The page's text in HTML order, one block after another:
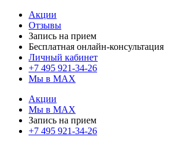
Акции
Отзывы
Запись на прием
Бесплатная онлайн-консультация
Личный кабинет
+7 495 921-34-26
Мы в MAX
Акции
Мы в MAX
Запись на прием
+7 495 921-34-26